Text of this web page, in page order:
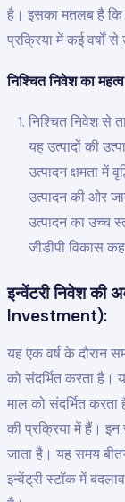
है। इसका मतलब है कि
प्रक्रिया में कई वर्षों
निश्चित निवेश का
निश्चित निवेश से
यह उत्पादों की
उत्पादन क्षमता में
उत्पादन की ओर
उत्पादन का उच्च
जीडीपी विकास
इन्वेंटरी निवेश
Investment):
यह एक वर्ष के दौरान
को संदर्भित करता है।
माल को संदर्भित करता
की प्रक्रिया में हैं। इन
जाता है। यह समय
इन्वेंट्री स्टॉक में